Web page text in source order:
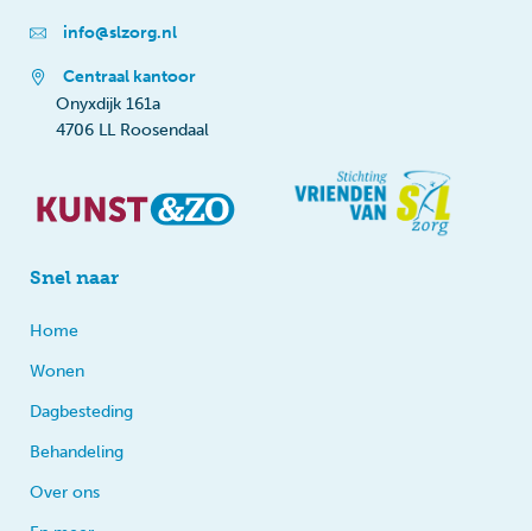
info@slzorg.nl
Centraal kantoor
Onyxdijk 161a
4706 LL Roosendaal
Snel naar
Home
Wonen
Dagbesteding
Behandeling
Over ons